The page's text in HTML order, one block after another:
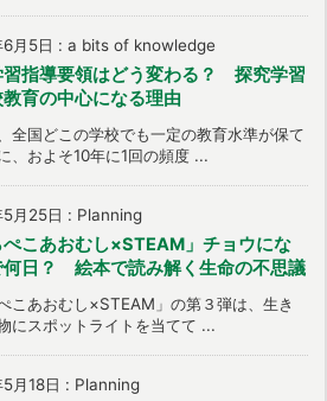
月5日 : a bits of knowledge
習指導要領はどう変わる？ 探究学習
育の中心になる理由
全国どこの学校でも一定の教育水準が保て
、およそ10年に1回の頻度 ...
月25日 : Planning
ぺこあおむし×STEAM」チョウにな
何日？ 絵本で読み解く生命の不思議
ぺこあおむし×STEAM」の第３弾は、生き
にスポットライトを当てて ...
月18日 : Planning